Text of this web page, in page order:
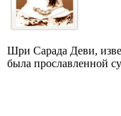
Шри Сарада Деви,
была прославленной